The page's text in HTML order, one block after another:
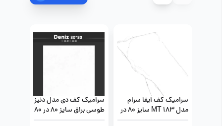
سرامیک کف ایفا سرام
مدل MT 183 سایز 80 در
80
سرامیک کف دی مدل دنیز
طوسی براق سایز 80 در 80